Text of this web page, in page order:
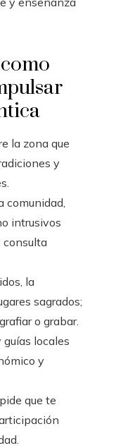
la zona que
y
comunidad,
intrusivos
consulta
la
sagrados;
o grabar.
locales
y
que te